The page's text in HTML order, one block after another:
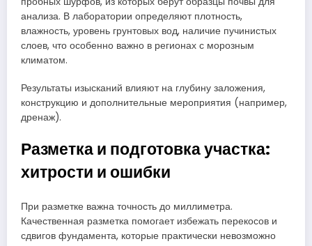
анализа. В лаборатории определяют плотность,
влажность, уровень грунтовых вод, наличие пучинистых
слоев, что особенно важно в регионах с морозным
климатом.
Результаты изысканий влияют на глубину заложения,
конструкцию и дополнительные мероприятия (например,
дренаж).
Разметка и подготовка участка:
хитрости и ошибки
При разметке важна точность до миллиметра.
Качественная разметка помогает избежать перекосов и
сдвигов фундамента, которые практически невозможно